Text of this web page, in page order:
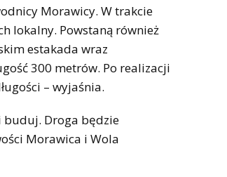
Morawicy. W trakcie
lokalny. Powstaną również
estakada wraz
300 metrów. Po realizacji
– wyjaśnia.
buduj. Droga będzie
Morawica i Wola